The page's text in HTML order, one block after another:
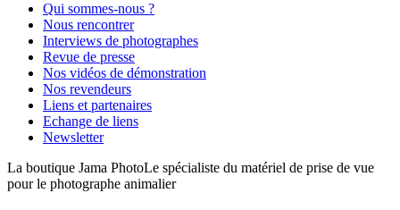
Qui sommes-nous ?
Nous rencontrer
Interviews de photographes
Revue de presse
Nos vidéos de démonstration
Nos revendeurs
Liens et partenaires
Echange de liens
Newsletter
La boutique Jama PhotoLe spécialiste du matériel de prise de vue
pour le photographe animalier